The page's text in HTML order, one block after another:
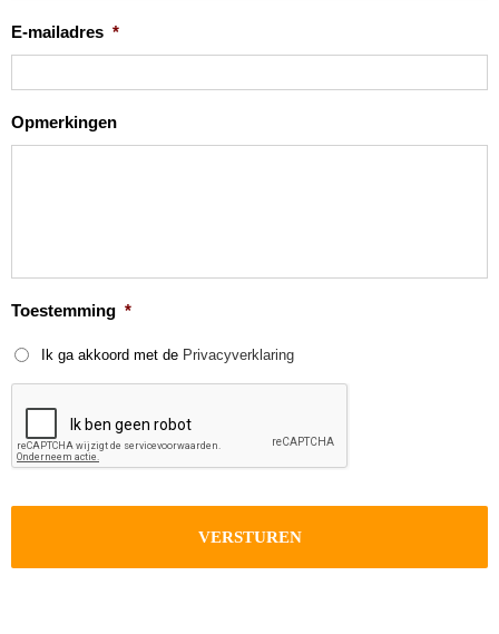
E-mailadres *
Opmerkingen
Toestemming *
Ik ga akkoord met de Privacyverklaring